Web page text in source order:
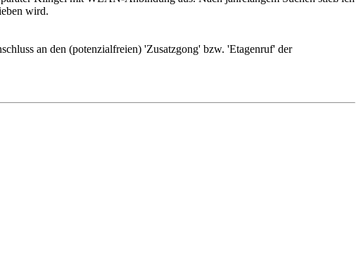
wird.
an den (potenzialfreien) 'Zusatzgong' bzw. 'Etagenruf' der